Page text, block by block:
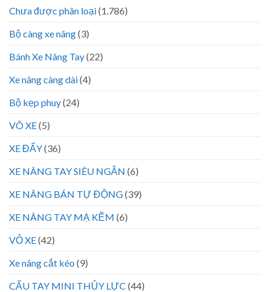
Chưa được phân loại(1.786)
Bộ càng xe nâng(3)
Bánh Xe Nâng Tay(22)
Xe nâng càng dài(4)
Bộ kẹp phuy(24)
VÕ XE(5)
XE ĐẨY(36)
XE NÂNG TAY SIÊU NGẮN (6)
XE NÂNG BÁN TỰ ĐỘNG(39)
XE NÂNG TAY MẠ KẼM (6)
VỎ XE(42)
Xe nâng cắt kéo (9)
CẨU TAY MINI THỦY LỰC (44)